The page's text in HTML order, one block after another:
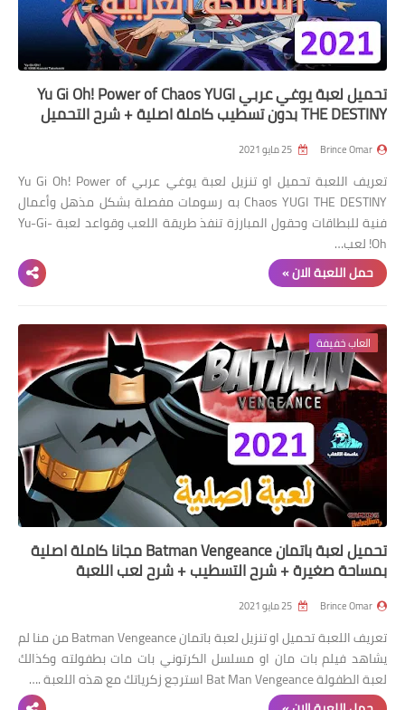
العاب سباق
العاب pes
العاب psp
استراتيجية
تحميل لعبة يوغي عربي Yu Gi Oh! Power of Chaos YUGI
THE DESTINY بدون تسطيب كاملة اصلية + شرح التحميل
Brince Omar
تعريف اللعبة تحميل او تنزيل لعبة يوغي عربي Yu Gi Oh! Power of
Chaos YUGI THE DESTINY به رسومات مفصلة بشكل مذهل وأعمال
فنية للبطاقات وحقول المبارزة تنفذ طريقة اللعب وقواعد لعبة Yu-Gi-
Oh! لعب…
حمل اللعبة الان »
العاب خفيفة
تحميل لعبة باتمان Batman Vengeance مجانا كاملة اصلية
بمساحة صغيرة + شرح التسطيب + شرح لعب اللعبة
Brince Omar
تعريف اللعبة تحميل او تنزيل لعبة باتمان Batman Vengeance من منا لم
يشاهد فيلم بات مان او مسلسل الكرتوني بات مات بطفولته وكذالك
لعبة الطفولة Bat Man Vengeance استرجع زكرياتك مع هذه اللعبة .…